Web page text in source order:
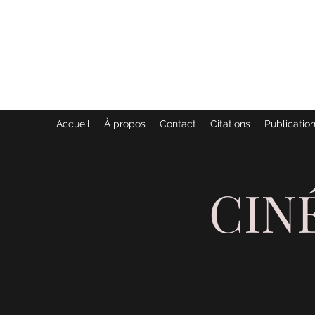
Accueil À propos Contact Citations